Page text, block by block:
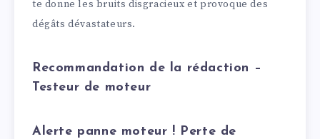
te donne les bruits disgracieux et provoque des
dégâts dévastateurs.
Recommandation de la rédaction –
Testeur de moteur
Alerte panne moteur ! Perte de